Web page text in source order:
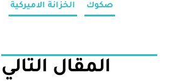
صكوك الخزانة الاميركية
المقال التالي